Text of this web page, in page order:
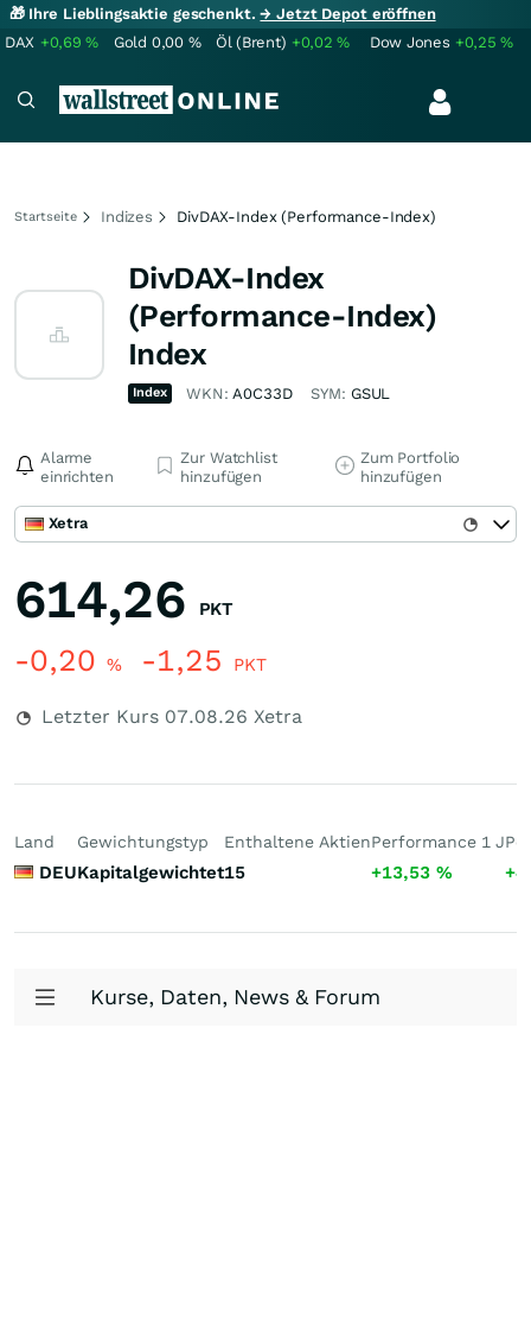
🎁 Ihre Lieblingsaktie geschenkt.→ Jetzt Depot eröffnen
DAX +0,69% Gold 0,00 % Öl (Brent) +0,02% Dow Jones +0,25%
Startseite Indizes DivDAX-Index (Performance-Index)
DivDAX-Index
(Performance-Index)
Index
Index WKN:A0C33D SYM: GSUL
Alarme
einrichten
Zur Watchlist
hinzufügen
Zum Portfolio
hinzufügen
Xetra
614,26 PKT
-0,20 % -1,25 PKT
Letzter Kurs 07.08.26 Xetra
Land
DEU
Gewichtungstyp
Kapitalgewichtet
Enthaltene Aktien
15
Performance 1 J
+13,53 %
Kurse, Daten, News & Forum